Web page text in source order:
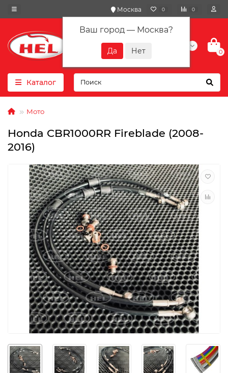
Москва
Ваш город — Москва?
0 0
+7(901) 417-10-01
0
Каталог
Мото
Honda CBR1000RR Fireblade (2008-
2016)